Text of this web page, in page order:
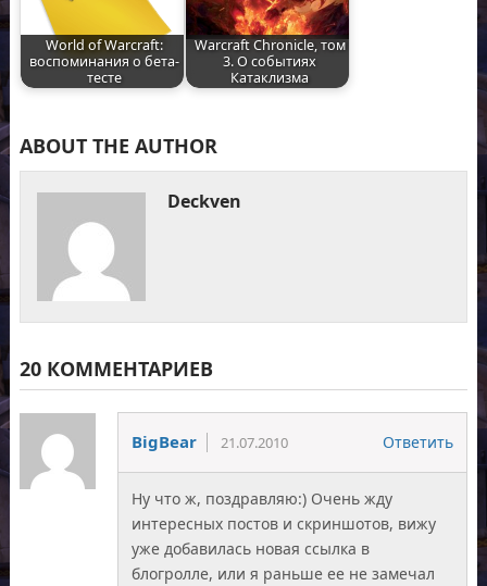
World of Warcraft:
воспоминания о бета-
тесте
Warcraft Chronicle, том
3. О событиях
Катаклизма
ABOUT THE AUTHOR
Deckven
20 КОММЕНТАРИЕВ
BigBear 21.07.2010 Ответить
Ну что ж, поздравляю:) Очень жду
интересных постов и скриншотов, вижу
уже добавилась новая ссылка в
блогролле, или я раньше ее не замечал